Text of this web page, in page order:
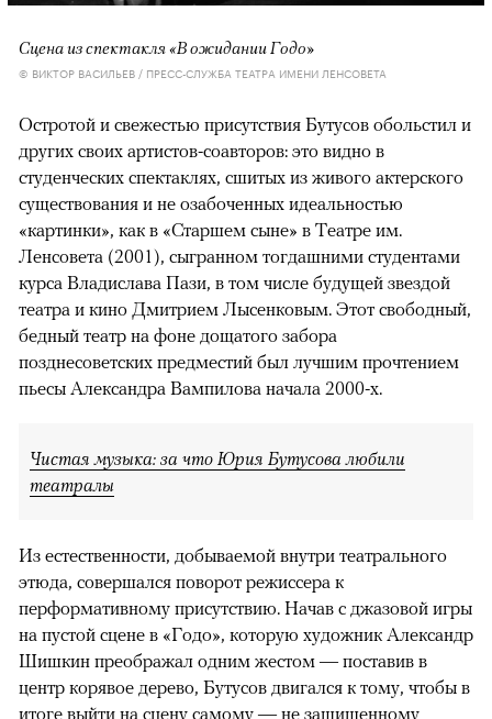
Сцена из спектакля «В ожидании Годо»
© ВИКТОР ВАСИЛЬЕВ / ПРЕСС-СЛУЖБА ТЕАТРА ИМЕНИ ЛЕНСОВЕТА
Остротой и свежестью присутствия Бутусов обольстил и
других своих артистов-соавторов: это видно в
студенческих спектаклях, сшитых из живого актерского
существования и не озабоченных идеальностью
«картинки», как в «Старшем сыне» в Театре им.
Ленсовета (2001), сыгранном тогдашними студентами
курса Владислава Пази, в том числе будущей звездой
театра и кино Дмитрием Лысенковым. Этот свободный,
бедный театр на фоне дощатого забора
позднесоветских предместий был лучшим прочтением
пьесы Александра Вампилова начала 2000-х.
Чистая музыка: за что Юрия Бутусова любили
театралы
Из естественности, добываемой внутри театрального
этюда, совершался поворот режиссера к
перформативному присутствию. Начав с джазовой игры
на пустой сцене в «Годо», которую художник Александр
Шишкин преображал одним жестом — поставив в
центр корявое дерево, Бутусов двигался к тому, чтобы в
итоге выйти на сцену самому — не защищенному